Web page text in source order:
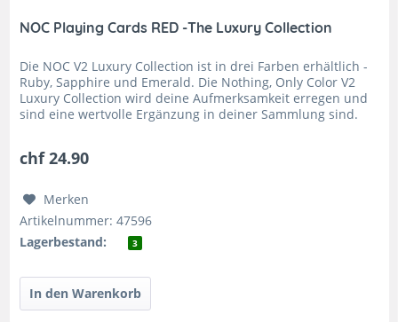
NOC Playing Cards RED -The Luxury Collection
Die NOC V2 Luxury Collection ist in drei Farben erhältlich -
Ruby, Sapphire und Emerald. Die Nothing, Only Color V2
Luxury Collection wird deine Aufmerksamkeit erregen und
sind eine wertvolle Ergänzung in deiner Sammlung sind.
chf 24.90
Merken
Artikelnummer: 47596
Lagerbestand:
3